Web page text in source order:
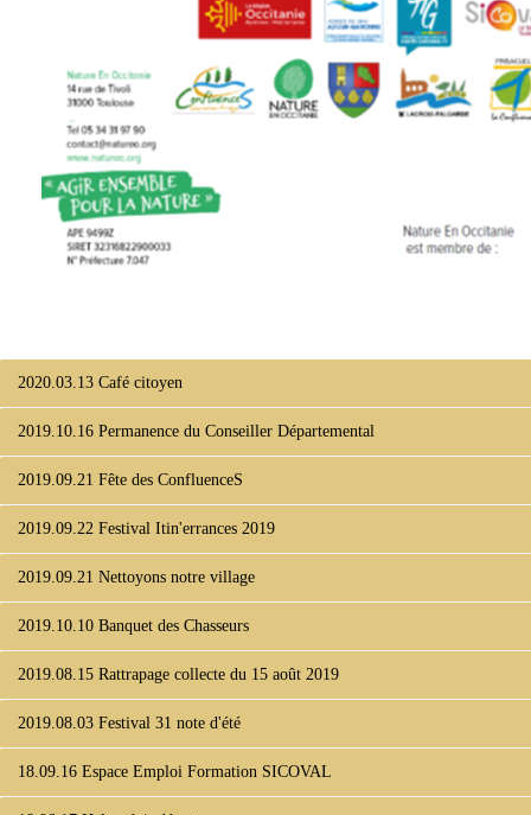
2020.03.13 Café citoyen
2019.10.16 Permanence du Conseiller Départemental
2019.09.21 Fête des ConfluenceS
2019.09.22 Festival Itin'errances 2019
2019.09.21 Nettoyons notre village
2019.10.10 Banquet des Chasseurs
2019.08.15 Rattrapage collecte du 15 août 2019
2019.08.03 Festival 31 note d'été
18.09.16 Espace Emploi Formation SICOVAL